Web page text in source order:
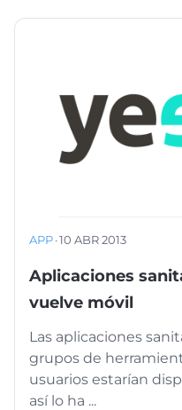
APP·10 ABR 2013
Aplicaciones
vuelve móvil
Las aplicaciones
grupos de
usuarios estarían
así lo ha ...